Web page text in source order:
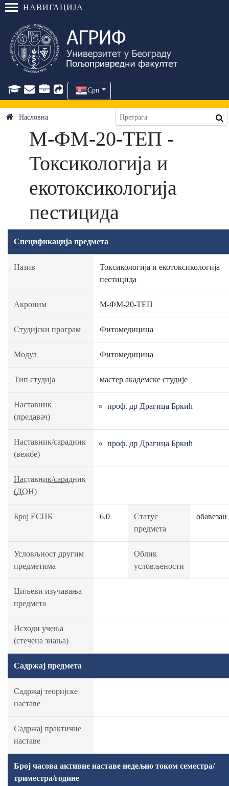
НАВИГАЦИЈА
Срп
Насловна
М-ФМ-20-ТЕП -
Токсикологија и
екотоксикологија
пестицида
Спецификација предмета
Назив
Токсикологија и екотоксикологија
пестицида
Акроним М-ФМ-20-ТЕП
Студијски програм Фитомедицина
Модул Фитомедицина
Тип студија мастер академске студије
Наставник
(предавач)
проф. др Драгица Бркић
Наставник/сарадник
(вежбе)
проф. др Драгица Бркић
Наставник/сарадник
(ДОН)
Број ЕСПБ 6.0
Статус
предмета
обавезан
Условљност другим
предметима
Облик
условљености
Циљеви изучавања
предмета
Исходи учења
(стечена знања)
Садржај предмета
Садржај теоријске
наставе
Садржај практичне
наставе
Број часова активне наставе недељно током семестра/
триместра/године